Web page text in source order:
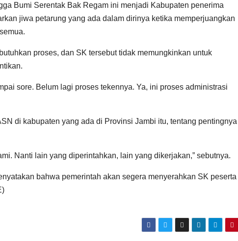
Bumi Serentak Bak Regam ini menjadi Kabupaten penerima
jiwa petarung yang ada dalam dirinya ketika memperjuangkan
proses, dan SK tersebut tidak memungkinkan untuk
sore. Belum lagi proses tekennya. Ya, ini proses administrasi
di kabupaten yang ada di Provinsi Jambi itu, tentang pentingnya
Nanti lain yang diperintahkan, lain yang dikerjakan,” sebutnya.
bahwa pemerintah akan segera menyerahkan SK peserta